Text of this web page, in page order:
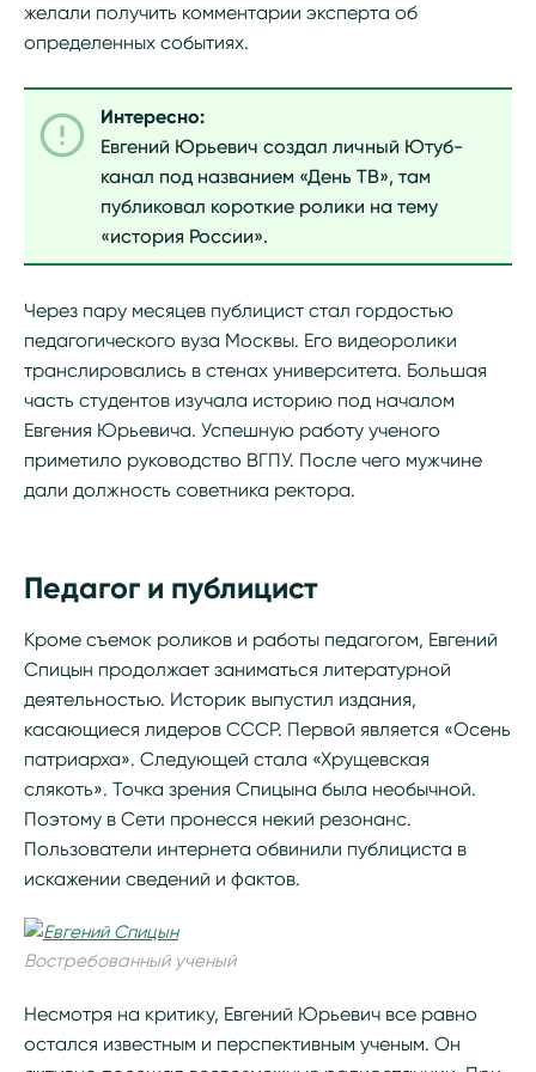
желали получить комментарии эксперта об
определенных событиях.
Интересно:
Евгений Юрьевич создал личный Ютуб-
канал под названием «День ТВ», там
публиковал короткие ролики на тему
«история России».
Через пару месяцев публицист стал гордостью
педагогического вуза Москвы. Его видеоролики
транслировались в стенах университета. Большая
часть студентов изучала историю под началом
Евгения Юрьевича. Успешную работу ученого
приметило руководство ВГПУ. После чего мужчине
дали должность советника ректора.
Педагог и публицист
Кроме съемок роликов и работы педагогом, Евгений
Спицын продолжает заниматься литературной
деятельностью. Историк выпустил издания,
касающиеся лидеров СССР. Первой является «Осень
патриарха». Следующей стала «Хрущевская
слякоть». Точка зрения Спицына была необычной.
Поэтому в Сети пронесся некий резонанс.
Пользователи интернета обвинили публициста в
искажении сведений и фактов.
Востребованный ученый
Несмотря на критику, Евгений Юрьевич все равно
остался известным и перспективным ученым. Он